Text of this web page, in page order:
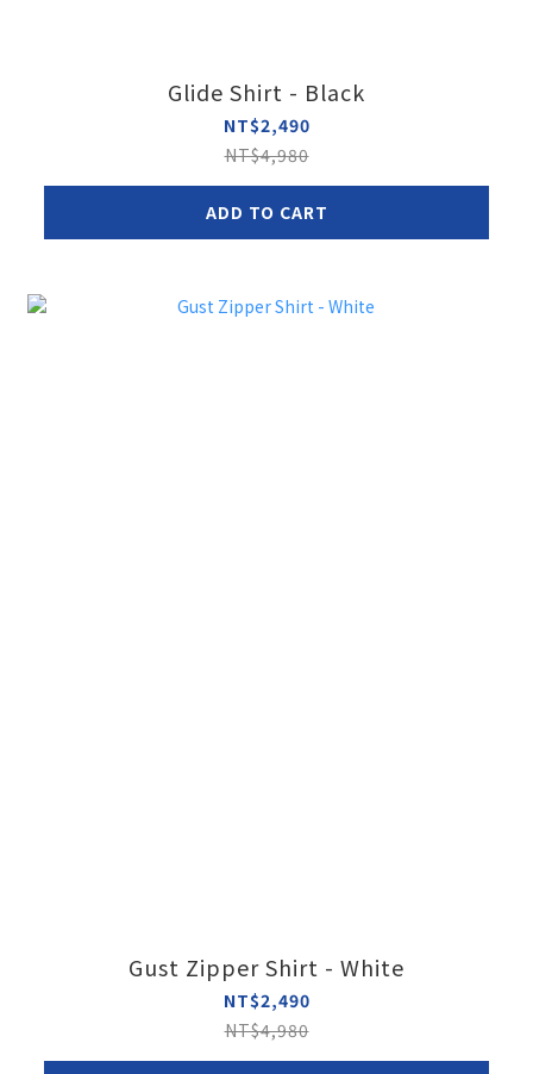
Glide Shirt - Black
NT$2,490
NT$4,980
ADD TO CART
Gust Zipper Shirt - White
NT$2,490
NT$4,980